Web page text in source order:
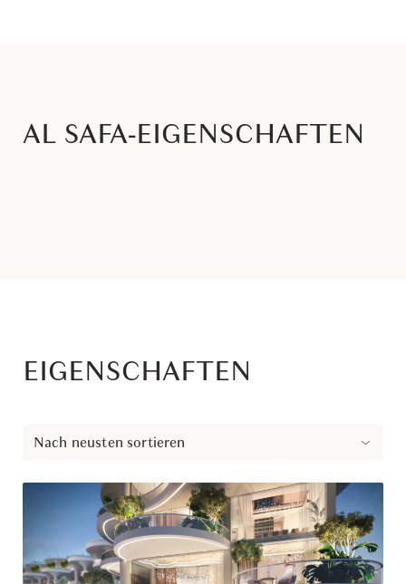
AL SAFA-EIGENSCHAFTEN
EIGENSCHAFTEN
Nach neusten sortieren